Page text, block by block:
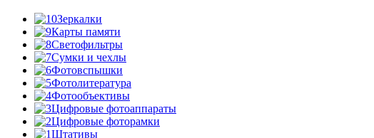
Зеркалки
Карты памяти
Светофильтры
Сумки и чехлы
Фотовспышки
Фотолитература
Фотообъективы
Цифровые фотоаппараты
Цифровые фоторамки
Штативы